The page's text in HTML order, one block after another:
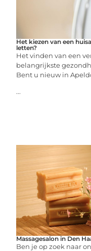
Het kiezen van een
letten?
Het vinden van een
belangrijkste
Bent u nieuw in
...
Massagesalon in Den
Ben je op zoek naar